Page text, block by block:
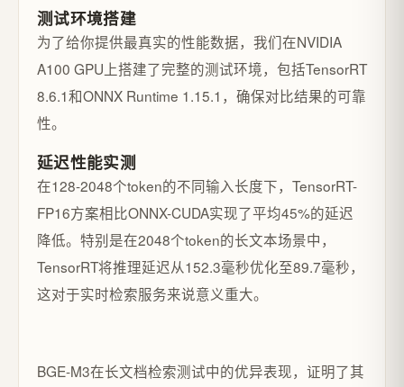
测试环境搭建
为了给你提供最真实的性能数据，我们在NVIDIA
A100 GPU上搭建了完整的测试环境，包括TensorRT
8.6.1和ONNX Runtime 1.15.1，确保对比结果的可靠
性。
延迟性能实测
在128-2048个token的不同输入长度下，TensorRT-
FP16方案相比ONNX-CUDA实现了平均45%的延迟
降低。特别是在2048个token的长文本场景中，
TensorRT将推理延迟从152.3毫秒优化至89.7毫秒，
这对于实时检索服务来说意义重大。
BGE-M3在长文档检索测试中的优异表现，证明了其